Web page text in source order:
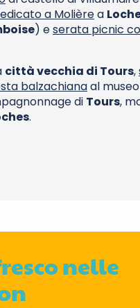
a Molièrea
) eserata picnic
città vecchia di Tours,
balzachianaal
di Tours,
.
nelle